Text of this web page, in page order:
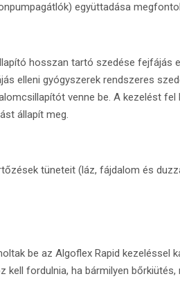
együttadása
hosszan tartó szedése fejfájás
elleni gyógyszerek rendszeres
venne be. A kezelést
állapít meg.
tüneteit (láz, fájdalom és
be az Algoflex Rapid kezeléssel
kell fordulnia, ha bármilyen